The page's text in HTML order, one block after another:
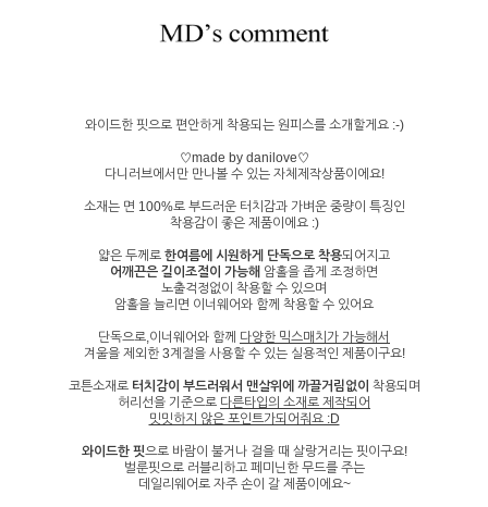
와이드한 핏으로 편안하게 착용되는 원피스를 소개할게요 :-)
♡made by danilove♡
다니러브에서만 만나볼 수 있는 자체제작상품이에요!
소재는 면 100%로 부드러운 터치감과 가벼운 중량이 특징인
착용감이 좋은 제품이에요 :)
얇은 두께로 한여름에 시원하게 단독으로 착용되어지고
어깨끈은 길이조절이 가능해 암홀을 좁게 조정하면
노출걱정없이 착용할 수 있으며
암홀을 늘리면 이너웨어와 함께 착용할 수 있어요
단독으로,이너웨어와 함께 다양한 믹스매치가 가능해서
겨울을 제외한 3계절을 사용할 수 있는 실용적인 제품이구요!
코튼소재로 터치감이 부드러워서 맨살위에 까끌거림없이 착용되며
허리선을 기준으로 다른타입의 소재로 제작되어
밋밋하지 않은 포인트가되어줘요 :D
와이드한 핏으로 바람이 불거나 걸을 때 살랑거리는 핏이구요!
벌룬핏으로 러블리하고 페미닌한 무드를 주는
데일리웨어로 자주 손이 갈 제품이에요~